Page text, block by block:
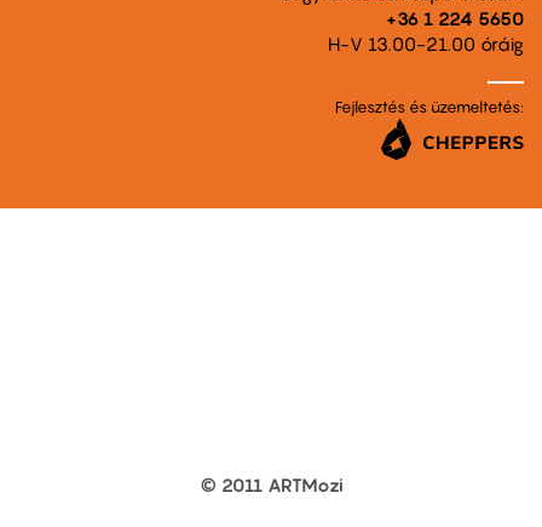
+36 1 224 5650
H-V 13.00-21.00 óráig
Fejlesztés és üzemeltetés:
© 2011 ARTMozi